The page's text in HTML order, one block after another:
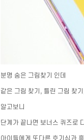
분명 숨은 그림찾기 인데
같은 그림 찾기, 틀린 그림 찾
알고보니
단계가 끝나면 보너스 퀴즈로
아이들에게 또다른 호기심과